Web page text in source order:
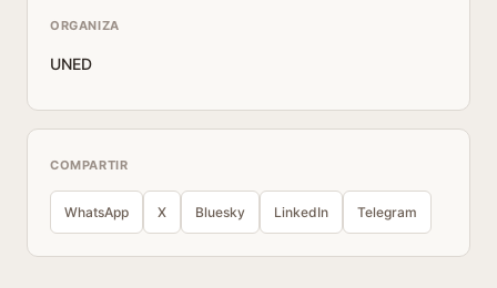
ORGANIZA
UNED
COMPARTIR
WhatsApp X Bluesky LinkedIn Telegram